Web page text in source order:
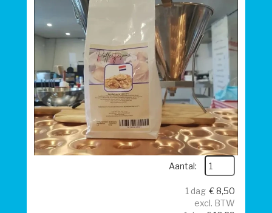
Aantal:
1 dag € 8,50
excl. BTW